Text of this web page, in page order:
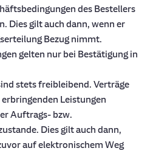
des Bestellers
Dies gilt auch dann, wenn er
Bezug nimmt.
gelten nur bei Bestätigung in
stets freibleibend. Verträge
erbringenden Leistungen
Auftrags- bzw.
Dies gilt auch dann,
auf elektronischem Weg